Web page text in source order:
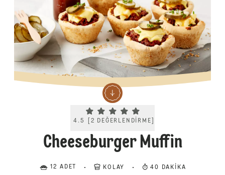
Current rating 4.5. Click to rate.
4.5 2 DEĞERLENDIRME
Cheeseburger Muffin
12 ADET KOLAY 40 DAKIKA